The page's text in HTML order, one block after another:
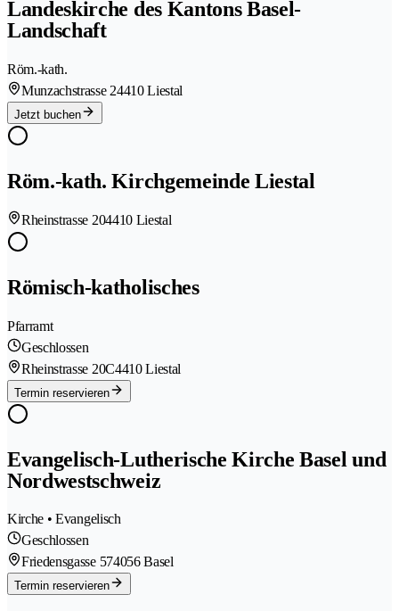
Landeskirche des Kantons Basel-
Landschaft
Röm.-kath.
Munzachstrasse 24410 Liestal
Jetzt buchen
Röm.-kath. Kirchgemeinde Liestal
Rheinstrasse 204410 Liestal
Römisch-katholisches
Pfarramt
Geschlossen
Rheinstrasse 20C4410 Liestal
Termin reservieren
Evangelisch-Lutherische Kirche Basel und
Nordwestschweiz
Kirche • Evangelisch
Geschlossen
Friedensgasse 574056 Basel
Termin reservieren